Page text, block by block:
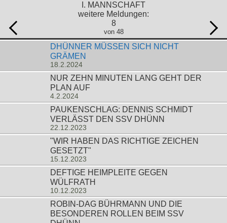
I. MANNSCHAFT
weitere Meldungen:
8
von 48
DHÜNNER MÜSSEN SICH NICHT
GRÄMEN
18.2.2024
NUR ZEHN MINUTEN LANG GEHT DER
PLAN AUF
4.2.2024
PAUKENSCHLAG: DENNIS SCHMIDT
VERLÄSST DEN SSV DHÜNN
22.12.2023
"WIR HABEN DAS RICHTIGE ZEICHEN
GESETZT"
15.12.2023
DEFTIGE HEIMPLEITE GEGEN
WÜLFRATH
10.12.2023
ROBIN-DAG BÜHRMANN UND DIE
BESONDEREN ROLLEN BEIM SSV